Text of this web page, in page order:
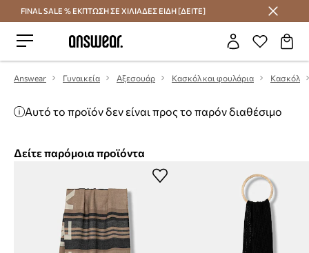
Εξοικονομήστε με το Answear Club
FINAL SALE % ΕΚΠΤΩΣΗ ΣΕ ΧΙΛΙΑΔΕΣ ΕΙΔΗ [ΔΕΙΤΕ]
Answear Γυναικεία Αξεσουάρ Κασκόλ και φουλάρια Κασκόλ
Αυτό το προϊόν δεν είναι προς το παρόν διαθέσιμο
Δείτε παρόμοια προϊόντα